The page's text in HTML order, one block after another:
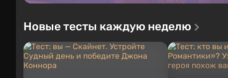
Новые тесты каждую неделю